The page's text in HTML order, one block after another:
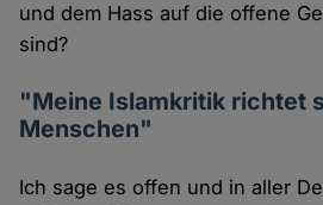
und dem Hass auf die offene
sind?
"Meine Islamkritik richtet
Menschen"
Ich sage es offen und in aller